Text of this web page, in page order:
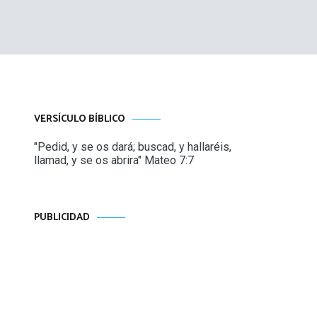
VERSÍCULO BÍBLICO
"Pedid, y se os dará; buscad, y hallaréis,
llamad, y se os abrira" Mateo 7:7
PUBLICIDAD